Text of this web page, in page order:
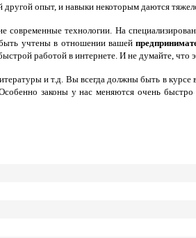
другой опыт, и навыки некоторым даются
технологии. На
учтены в отношении вашей
работой в интернете. И не думайте, что
и т.д. Вы всегда должны быть в курсе
законы у нас меняются очень